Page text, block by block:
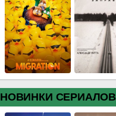
НОВИНКИ СЕРИАЛОВ